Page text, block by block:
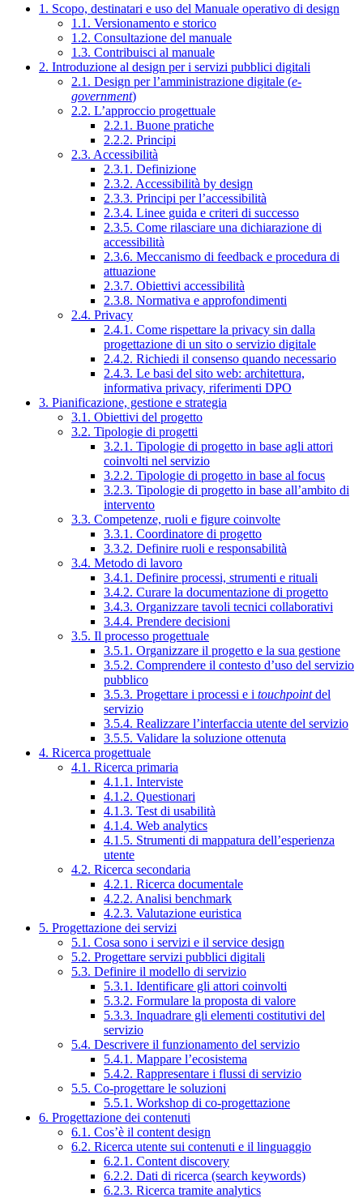
1. Scopo, destinatari e uso del Manuale operativo di design
1.1. Versionamento e storico
1.2. Consultazione del manuale
1.3. Contribuisci al manuale
2. Introduzione al design per i servizi pubblici digitali
2.1. Design per l’amministrazione digitale (e-
government)
2.2. L’approccio progettuale
2.2.1. Buone pratiche
2.2.2. Principi
2.3. Accessibilità
2.3.1. Definizione
2.3.2. Accessibilità by design
2.3.3. Principi per l’accessibilità
2.3.4. Linee guida e criteri di successo
2.3.5. Come rilasciare una dichiarazione di
accessibilità
2.3.6. Meccanismo di feedback e procedura di
attuazione
2.3.7. Obiettivi accessibilità
2.3.8. Normativa e approfondimenti
2.4. Privacy
2.4.1. Come rispettare la privacy sin dalla
progettazione di un sito o servizio digitale
2.4.2. Richiedi il consenso quando necessario
2.4.3. Le basi del sito web: architettura,
informativa privacy, riferimenti DPO
3. Pianificazione, gestione e strategia
3.1. Obiettivi del progetto
3.2. Tipologie di progetti
3.2.1. Tipologie di progetto in base agli attori
coinvolti nel servizio
3.2.2. Tipologie di progetto in base al focus
3.2.3. Tipologie di progetto in base all’ambito di
intervento
3.3. Competenze, ruoli e figure coinvolte
3.3.1. Coordinatore di progetto
3.3.2. Definire ruoli e responsabilità
3.4. Metodo di lavoro
3.4.1. Definire processi, strumenti e rituali
3.4.2. Curare la documentazione di progetto
3.4.3. Organizzare tavoli tecnici collaborativi
3.4.4. Prendere decisioni
3.5. Il processo progettuale
3.5.1. Organizzare il progetto e la sua gestione
3.5.2. Comprendere il contesto d’uso del servizio
pubblico
3.5.3. Progettare i processi e i touchpointdel
servizio
3.5.4. Realizzare l’interfaccia utente del servizio
3.5.5. Validare la soluzione ottenuta
4. Ricerca progettuale
4.1. Ricerca primaria
4.1.1. Interviste
4.1.2. Questionari
4.1.3. Test di usabilità
4.1.4. Web analytics
4.1.5. Strumenti di mappatura dell’esperienza
utente
4.2. Ricerca secondaria
4.2.1. Ricerca documentale
4.2.2. Analisi benchmark
4.2.3. Valutazione euristica
5. Progettazione dei servizi
5.1. Cosa sono i servizi e il service design
5.2. Progettare servizi pubblici digitali
5.3. Definire il modello di servizio
5.3.1. Identificare gli attori coinvolti
5.3.2. Formulare la proposta di valore
5.3.3. Inquadrare gli elementi costitutivi del
servizio
5.4. Descrivere il funzionamento del servizio
5.4.1. Mappare l’ecosistema
5.4.2. Rappresentare i flussi di servizio
5.5. Co-progettare le soluzioni
5.5.1. Workshop di co-progettazione
6. Progettazione dei contenuti
6.1. Cos’è il content design
6.2. Ricerca utente sui contenuti e il linguaggio
6.2.1. Content discovery
6.2.2. Dati di ricerca (search keywords)
6.2.3. Ricerca tramite analytics